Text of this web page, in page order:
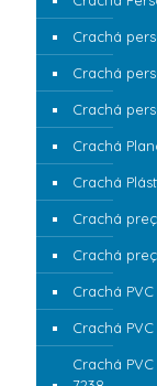
Crachá
Crachá
Crachá
Crachá
Crachá
Crachá
Crachá
Crachá PVC
Crachá
Crachá